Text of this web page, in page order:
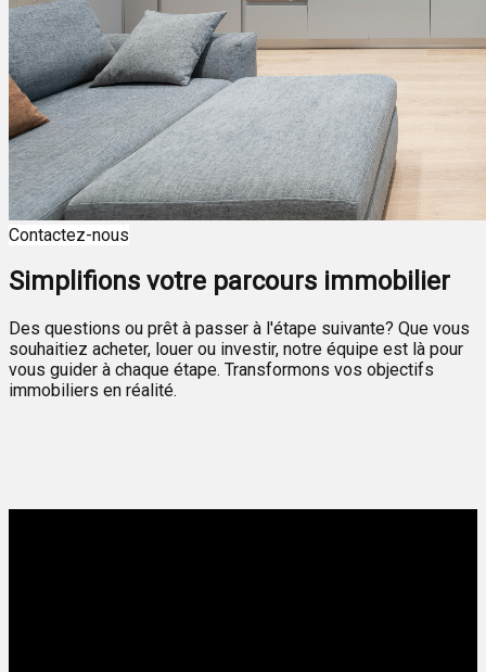
Contactez-nous
Simplifions votre parcours immobilier
Des questions ou prêt à passer à l'étape suivante? Que vous
souhaitiez acheter, louer ou investir, notre équipe est là pour
vous guider à chaque étape. Transformons vos objectifs
immobiliers en réalité.